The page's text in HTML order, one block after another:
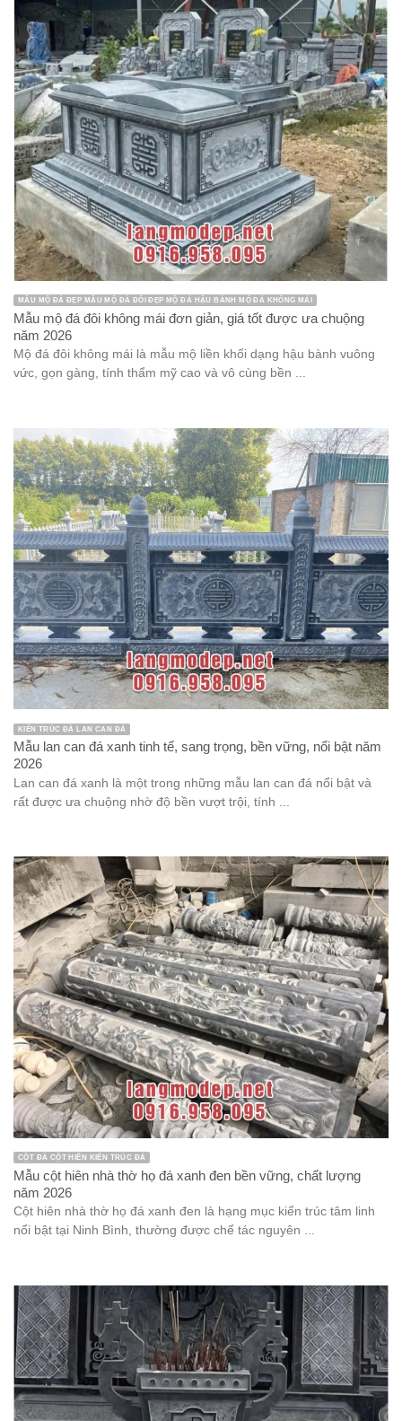
MẪU MỘ ĐÁ ĐẸP MẪU MỘ ĐÁ ĐÔI ĐẸP MỘ ĐÁ HẬU BÀNH MỘ ĐÁ KHÔNG MÁI
Mẫu mộ đá đôi không mái đơn giản, giá tốt được ưa chuộng
năm 2026
Mộ đá đôi không mái là mẫu mộ liền khối dạng hậu bành vuông
vức, gọn gàng, tính thẩm mỹ cao và vô cùng bền ...
KIẾN TRÚC ĐÁ LAN CAN ĐÁ
Mẫu lan can đá xanh tinh tế, sang trọng, bền vững, nổi bật năm
2026
Lan can đá xanh là một trong những mẫu lan can đá nổi bật và
rất được ưa chuộng nhờ độ bền vượt trội, tính ...
CỘT ĐÁ CỘT HIÊN KIẾN TRÚC ĐÁ
Mẫu cột hiên nhà thờ họ đá xanh đen bền vững, chất lượng
năm 2026
Cột hiên nhà thờ họ đá xanh đen là hạng mục kiến trúc tâm linh
nổi bật tại Ninh Bình, thường được chế tác nguyên ...